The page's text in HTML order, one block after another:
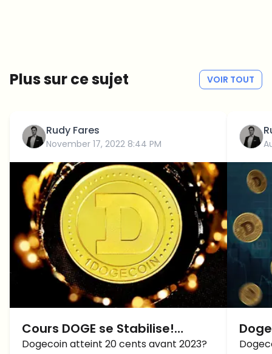
Plus sur ce sujet VOIR TOUT
Rudy Fares
November 17, 2022 8:44 PM
Cours DOGE se Stabilise!
Dogecoin atteint 20 centimes
Dogecoin atteint 20 cents avant 2023?